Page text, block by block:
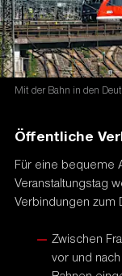
Mit der Bahn in den
Öffentliche
Für eine bequeme
Veranstaltungstag
Verbindungen zum
Zwischen
vor und